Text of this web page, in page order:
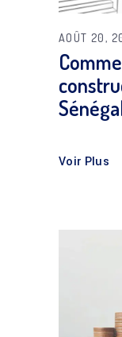
AOÛT 20,
Voir Plus